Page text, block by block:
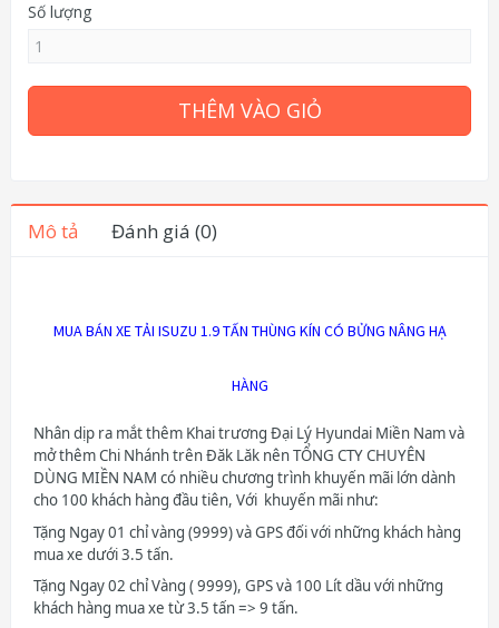
Số lượng
THÊM VÀO GIỎ
Mô tả Đánh giá (0)
MUA BÁN XE TẢI ISUZU 1.9 TẤN THÙNG KÍN CÓ BỬNG NÂNG HẠ
HÀNG
Nhân dịp ra mắt thêm Khai trương Đại Lý Hyundai Miền Nam và
mở thêmChi Nhánh trên Đăk Lăk nên TỔNG CTY CHUYÊN
DÙNG MIỀN NAM có nhiều chương trình khuyến mãi lớn dành
cho 100 khách hàng đầu tiên, Với khuyến mãi như:
Tặng Ngay 01 chỉ vàng (9999) và GPS đối với những khách hàng
mua xe dưới 3.5 tấn.
Tặng Ngay 02 chỉ Vàng ( 9999), GPS và 100 Lít dầu với những
khách hàng mua xe từ 3.5 tấn => 9 tấn.